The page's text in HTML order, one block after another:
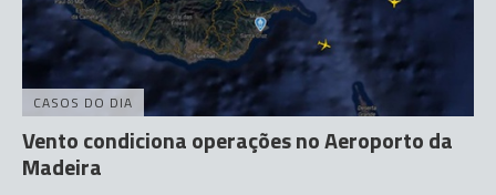
CASOS DO DIA
Vento condiciona operações no Aeroporto da
Madeira